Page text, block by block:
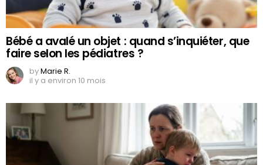
Bébé a avalé un objet : quand s’inquiéter, que
faire selon les pédiatres ?
byMarie R.
il y a environ 10 mois